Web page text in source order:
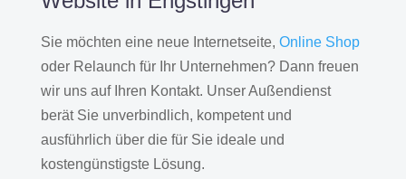
Sie möchten eine neue Internetseite, Online Shop
oder Relaunch für Ihr Unternehmen? Dann freuen
wir uns auf Ihren Kontakt. Unser Außendienst
berät Sie unverbindlich, kompetent und
ausführlich über die für Sie ideale und
kostengünstigste Lösung.